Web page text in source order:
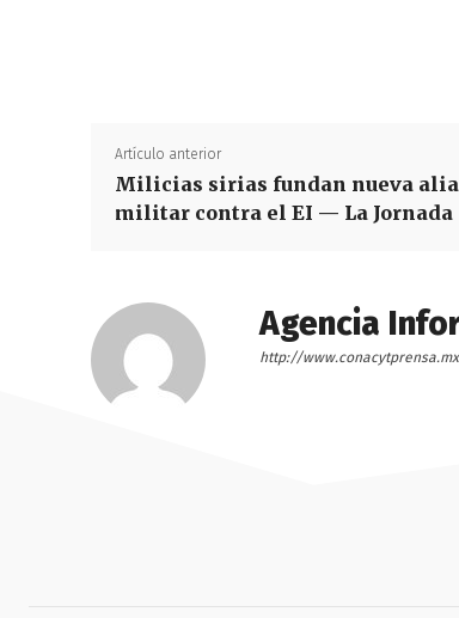
Artículo anterior
Milicias sirias fundan nueva
militar contra el EI — La Jornada
Agencia
http://